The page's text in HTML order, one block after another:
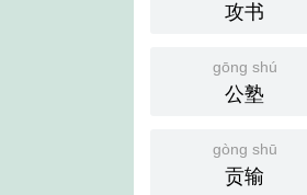
攻书
gōng shú
公塾
gòng shū
贡输